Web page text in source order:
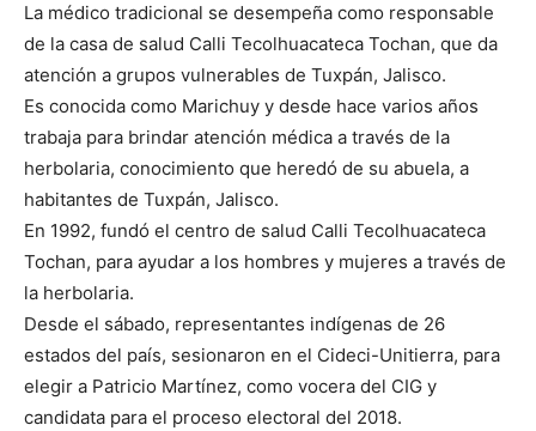
La médico tradicional se desempeña como responsable
de la casa de salud Calli Tecolhuacateca Tochan, que da
atención a grupos vulnerables de Tuxpán, Jalisco.
Es conocida como Marichuy y desde hace varios años
trabaja para brindar atención médica a través de la
herbolaria, conocimiento que heredó de su abuela, a
habitantes de Tuxpán, Jalisco.
En 1992, fundó el centro de salud Calli Tecolhuacateca
Tochan, para ayudar a los hombres y mujeres a través de
la herbolaria.
Desde el sábado, representantes indígenas de 26
estados del país, sesionaron en el Cideci-Unitierra, para
elegir a Patricio Martínez, como vocera del CIG y
candidata para el proceso electoral del 2018.